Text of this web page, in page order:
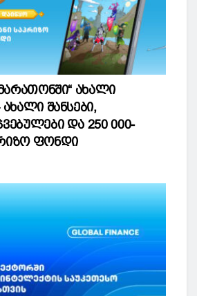
ახალი
შანსები,
და 250 000-
ფონდი